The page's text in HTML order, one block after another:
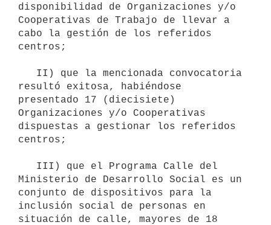
disponibilidad de Organizaciones y/o
Cooperativas de Trabajo de llevar a
cabo la gestión de los referidos
centros;
resultó exitosa, habiéndose
presentado 17 (diecisiete)
Organizaciones y/o Cooperativas
dispuestas a gestionar los referidos
centros;
Ministerio de Desarrollo Social es un
conjunto de dispositivos para la
inclusión social de personas en
situación de calle, mayores de 18